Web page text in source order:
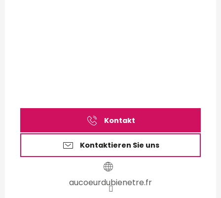
Kontakt
Kontaktieren Sie uns
aucoeurdubienetre.fr